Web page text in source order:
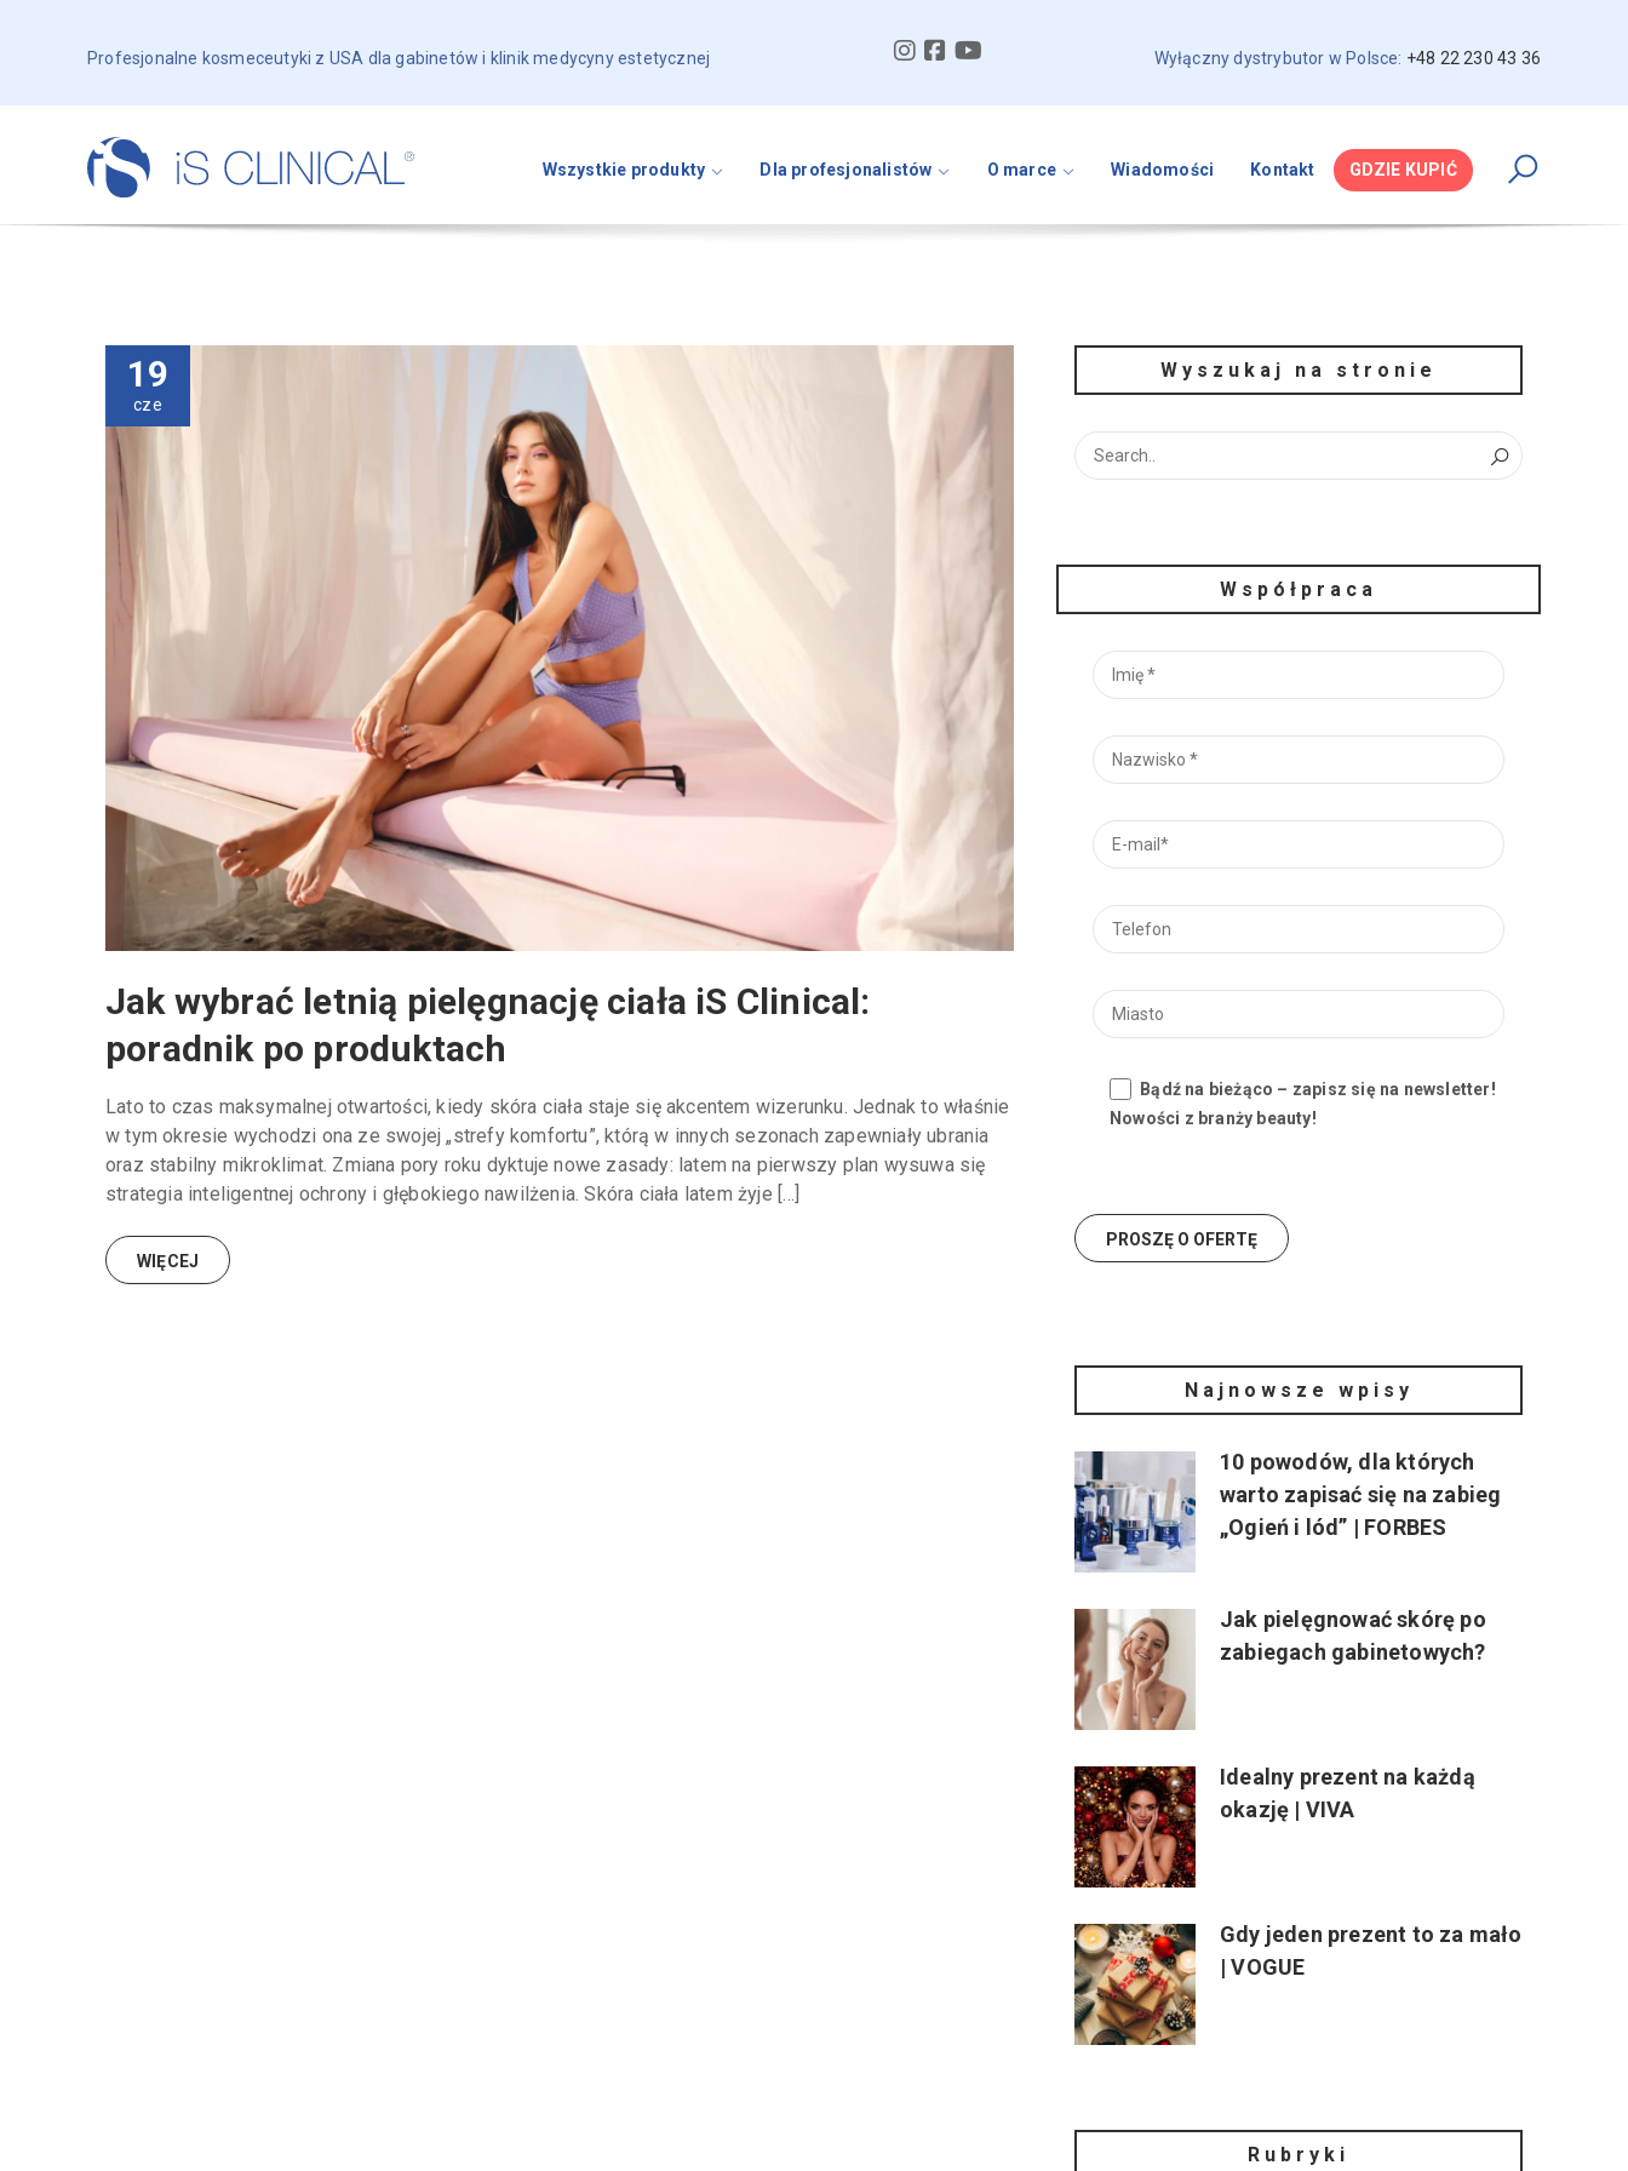
Profesjonalne kosmeceutyki z USA dla gabinetów i klinik medycyny estetycznej Wyłączny dystrybutor w Polsce: +48 22 230 43 36
Wszystkie produkty Dla profesjonalistów O marce Wiadomości Kontakt GDZIE KUPIĆ
19
cze
Jak wybrać letnią pielęgnację ciała iS Clinical:
poradnik po produktach
Lato to czas maksymalnej otwartości, kiedy skóra ciała staje się akcentem wizerunku. Jednak to właśnie
w tym okresie wychodzi ona ze swojej „strefy komfortu”, którą w innych sezonach zapewniały ubrania
oraz stabilny mikroklimat. Zmiana pory roku dyktuje nowe zasady: latem na pierwszy plan wysuwa się
strategia inteligentnej ochrony i głębokiego nawilżenia. Skóra ciała latem żyje […]
WIĘCEJ
Wyszukaj na stronie
Współpraca
Bądź na bieżąco – zapisz się na newsletter!
Nowości z branży beauty!
Najnowsze wpisy
10 powodów, dla których
warto zapisać się na zabieg
„Ogień i lód” | FORBES
Jak pielęgnować skórę po
zabiegach gabinetowych?
Idealny prezent na każdą
okazję | VIVA
Gdy jeden prezent to za mało
| VOGUE
Rubryki